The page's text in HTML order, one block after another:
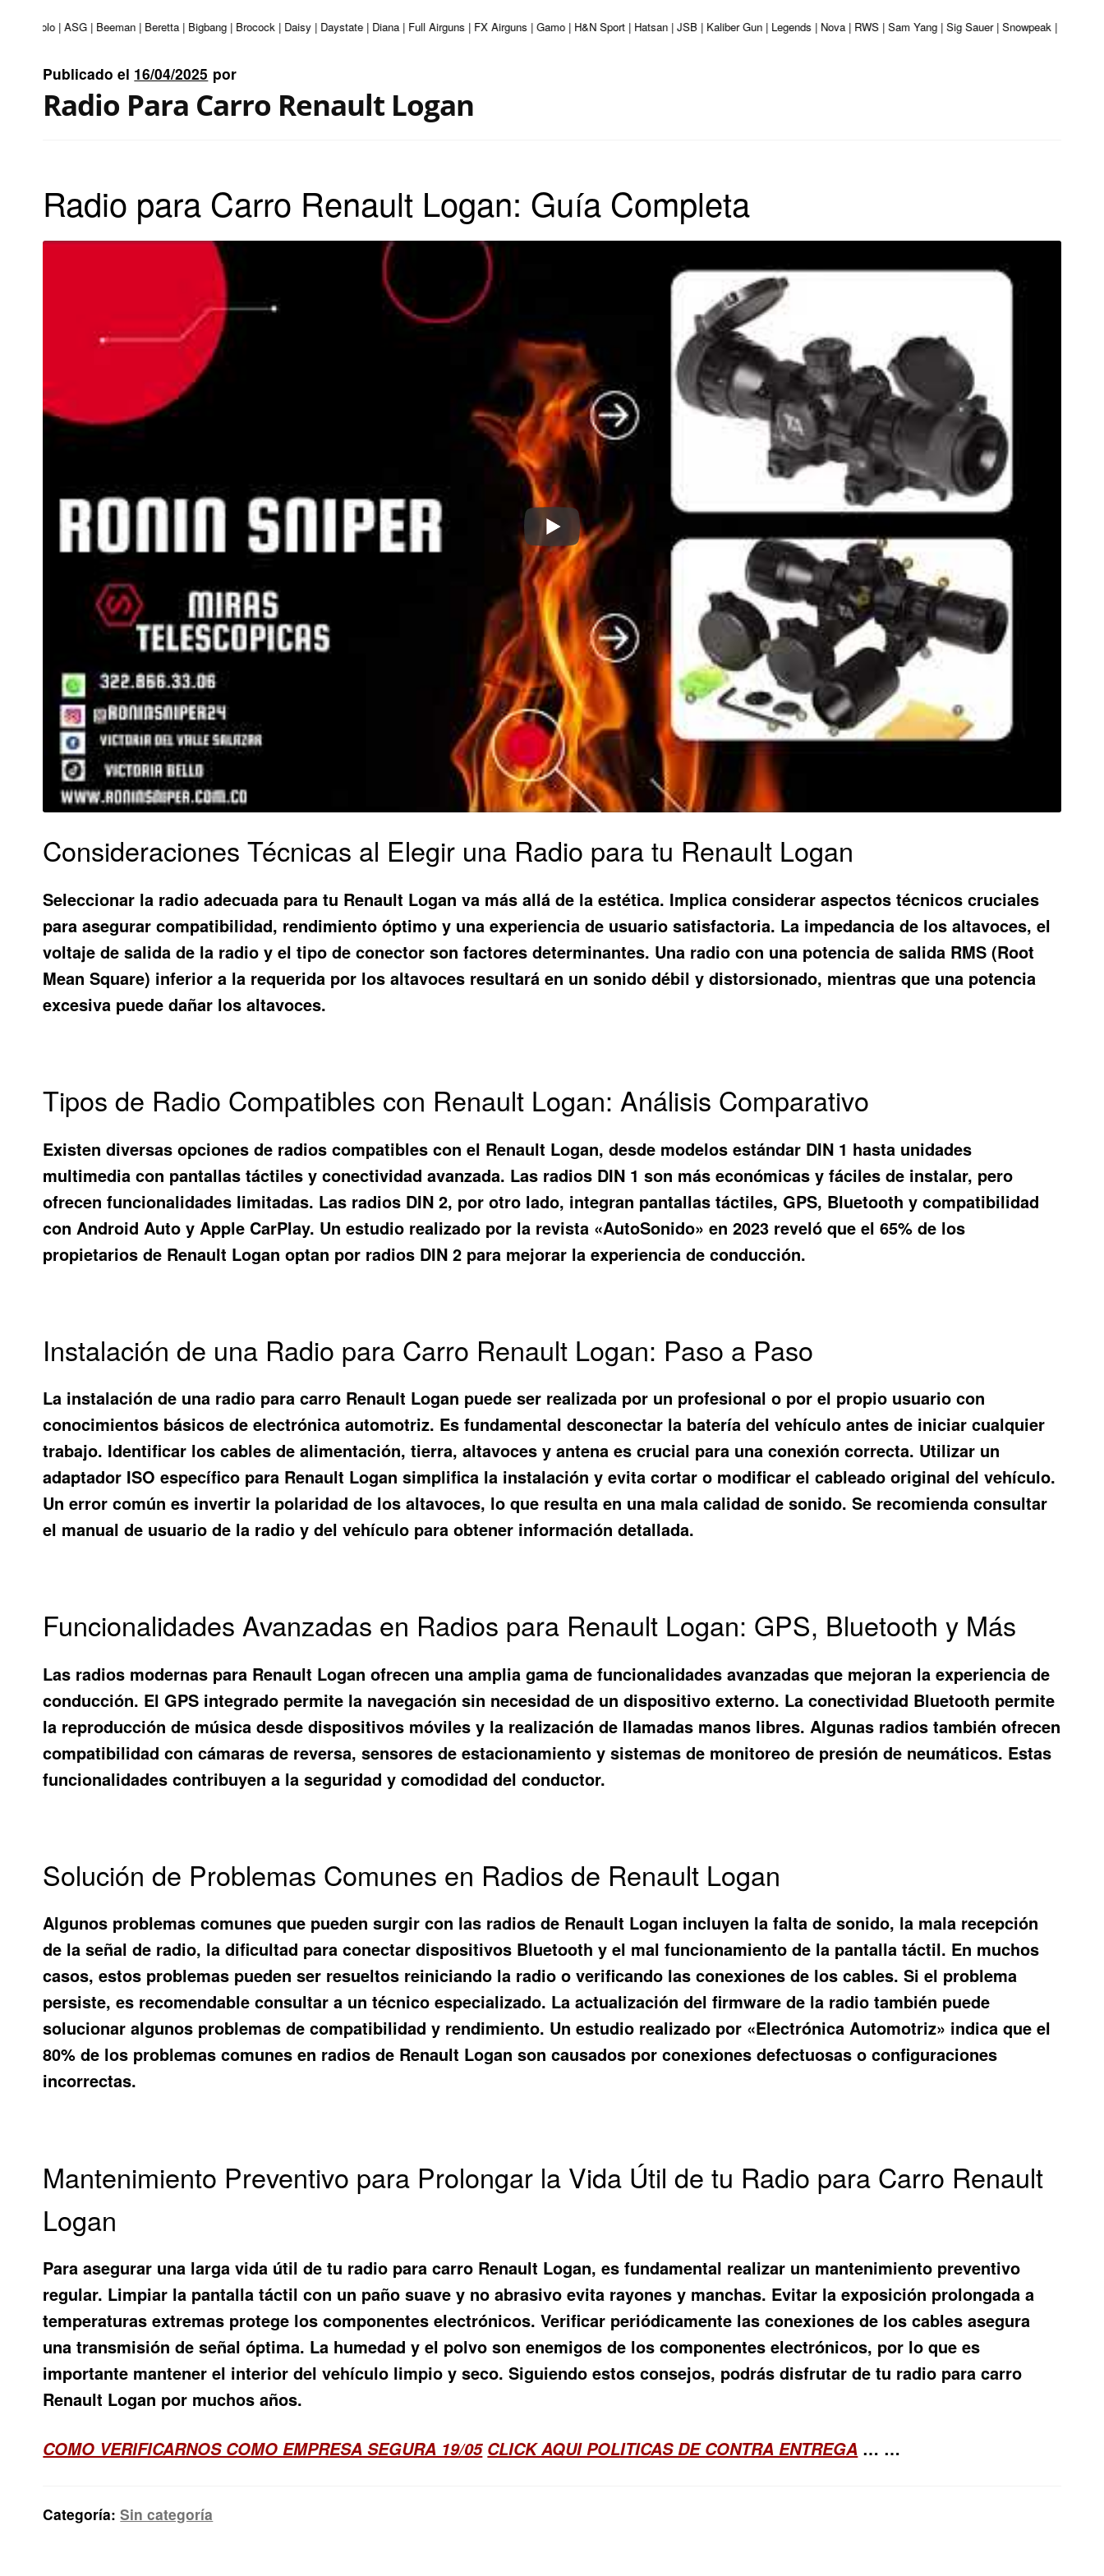
| ASG | Beeman | Beretta | Bigbang | Brocock | Daisy | Daystate | Diana | Full Airguns | FX Airguns | Gamo | H&N Sport | Hatsan | JSB | Kaliber Gun | Legends | Nova | RWS | Sam Yang | Sig Sauer | Snowpeak | Umarex |
Publicado el 16/04/2025 por
Radio Para Carro Renault Logan
Radio para Carro Renault Logan: Guía Completa
Consideraciones Técnicas al Elegir una Radio para tu Renault Logan
Seleccionar la radio adecuada para tu Renault Logan va más allá de la estética. Implica considerar aspectos técnicos cruciales
para asegurar compatibilidad, rendimiento óptimo y una experiencia de usuario satisfactoria. La impedancia de los altavoces, el
voltaje de salida de la radio y el tipo de conector son factores determinantes. Una radio con una potencia de salida RMS (Root
Mean Square) inferior a la requerida por los altavoces resultará en un sonido débil y distorsionado, mientras que una potencia
excesiva puede dañar los altavoces.
Tipos de Radio Compatibles con Renault Logan: Análisis Comparativo
Existen diversas opciones de radios compatibles con el Renault Logan, desde modelos estándar DIN 1 hasta unidades
multimedia con pantallas táctiles y conectividad avanzada. Las radios DIN 1 son más económicas y fáciles de instalar, pero
ofrecen funcionalidades limitadas. Las radios DIN 2, por otro lado, integran pantallas táctiles, GPS, Bluetooth y compatibilidad
con Android Auto y Apple CarPlay. Un estudio realizado por la revista «AutoSonido» en 2023 reveló que el 65% de los
propietarios de Renault Logan optan por radios DIN 2 para mejorar la experiencia de conducción.
Instalación de una Radio para Carro Renault Logan: Paso a Paso
La instalación de una radio para carro Renault Logan puede ser realizada por un profesional o por el propio usuario con
conocimientos básicos de electrónica automotriz. Es fundamental desconectar la batería del vehículo antes de iniciar cualquier
trabajo. Identificar los cables de alimentación, tierra, altavoces y antena es crucial para una conexión correcta. Utilizar un
adaptador ISO específico para Renault Logan simplifica la instalación y evita cortar o modificar el cableado original del vehículo.
Un error común es invertir la polaridad de los altavoces, lo que resulta en una mala calidad de sonido. Se recomienda consultar
el manual de usuario de la radio y del vehículo para obtener información detallada.
Funcionalidades Avanzadas en Radios para Renault Logan: GPS, Bluetooth y Más
Las radios modernas para Renault Logan ofrecen una amplia gama de funcionalidades avanzadas que mejoran la experiencia de
conducción. El GPS integrado permite la navegación sin necesidad de un dispositivo externo. La conectividad Bluetooth permite
la reproducción de música desde dispositivos móviles y la realización de llamadas manos libres. Algunas radios también ofrecen
compatibilidad con cámaras de reversa, sensores de estacionamiento y sistemas de monitoreo de presión de neumáticos. Estas
funcionalidades contribuyen a la seguridad y comodidad del conductor.
Solución de Problemas Comunes en Radios de Renault Logan
Algunos problemas comunes que pueden surgir con las radios de Renault Logan incluyen la falta de sonido, la mala recepción
de la señal de radio, la dificultad para conectar dispositivos Bluetooth y el mal funcionamiento de la pantalla táctil. En muchos
casos, estos problemas pueden ser resueltos reiniciando la radio o verificando las conexiones de los cables. Si el problema
persiste, es recomendable consultar a un técnico especializado. La actualización del firmware de la radio también puede
solucionar algunos problemas de compatibilidad y rendimiento. Un estudio realizado por «Electrónica Automotriz» indica que el
80% de los problemas comunes en radios de Renault Logan son causados por conexiones defectuosas o configuraciones
incorrectas.
Mantenimiento Preventivo para Prolongar la Vida Útil de tu Radio para Carro Renault
Logan
Para asegurar una larga vida útil de tu radio para carro Renault Logan, es fundamental realizar un mantenimiento preventivo
regular. Limpiar la pantalla táctil con un paño suave y no abrasivo evita rayones y manchas. Evitar la exposición prolongada a
temperaturas extremas protege los componentes electrónicos. Verificar periódicamente las conexiones de los cables asegura
una transmisión de señal óptima. La humedad y el polvo son enemigos de los componentes electrónicos, por lo que es
importante mantener el interior del vehículo limpio y seco. Siguiendo estos consejos, podrás disfrutar de tu radio para carro
Renault Logan por muchos años.
COMO VERIFICARNOS COMO EMPRESA SEGURA 19/05 CLICK AQUI POLITICAS DE CONTRA ENTREGA … …
Categoría:Sin categoría